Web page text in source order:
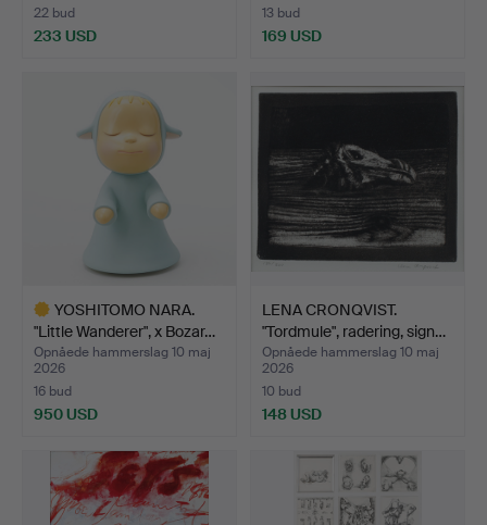
22 bud
233 USD
13 bud
169 USD
YOSHITOMO NARA.
"Little Wanderer", x Bozar…
Opnåede hammerslag 10 maj
2026
16 bud
950 USD
genstand
LENA CRONQVIST.
"Tordmule", radering, sign…
Opnåede hammerslag 10 maj
2026
10 bud
148 USD